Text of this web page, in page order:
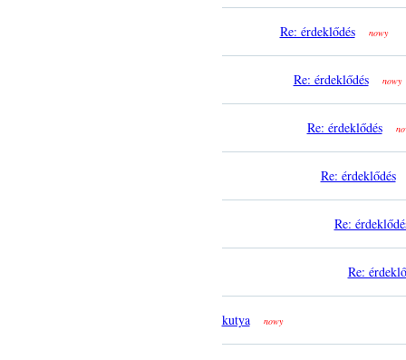
Re: érdeklődés nowy
Re: érdeklődés nowy
Re: érdeklődés
Re: érdeklődés
Re:
Re:
kutya nowy